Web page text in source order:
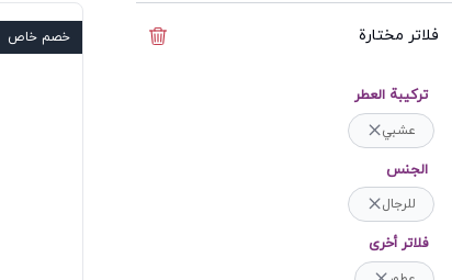
فلاتر مختارة
ترکیبة العطر
عشبي
الجنس
للرجال
فلاتر أخرى
خصم خاص